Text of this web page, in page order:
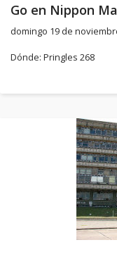
Go en Nippon
domingo 19 de
Dónde: Pringles 268